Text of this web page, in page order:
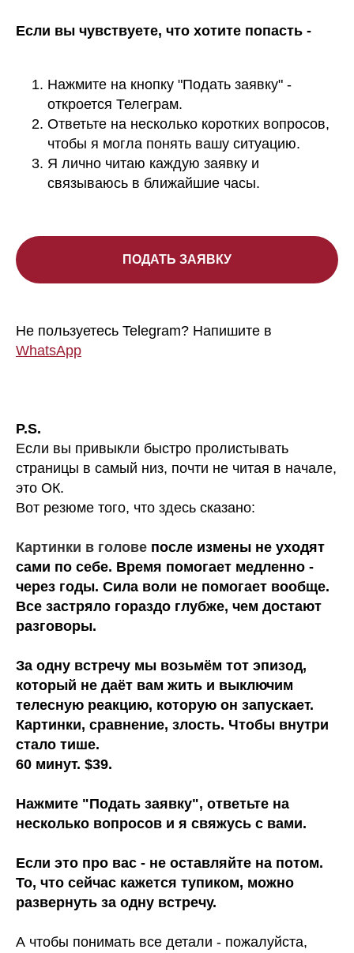
Если вы чувствуете, что хотите попасть -
Нажмите на кнопку "Подать заявку" -
откроется Телеграм.
Ответьте на несколько коротких вопросов,
чтобы я могла понять вашу ситуацию.
Я лично читаю каждую заявку и
связываюсь в ближайшие часы.
ПОДАТЬ ЗАЯВКУ
Не пользуетесь Telegram? Напишите в
WhatsApp
P.S.
Если вы привыкли быстро пролистывать
страницы в самый низ, почти не читая в начале,
это ОК.
Вот резюме того, что здесь сказано:
Картинки в голове после измены не уходят
сами по себе. Время помогает медленно -
через годы. Сила воли не помогает вообще.
Все застряло гораздо глубже, чем достают
разговоры.
За одну встречу мы возьмём тот эпизод,
который не даёт вам жить и выключим
телесную реакцию, которую он запускает.
Картинки, сравнение, злость. Чтобы внутри
стало тише.
60 минут. $39.
Нажмите "Подать заявку", ответьте на
несколько вопросов и я свяжусь с вами.
Если это про вас - не оставляйте на потом.
То, что сейчас кажется тупиком, можно
развернуть за одну встречу.
А чтобы понимать все детали - пожалуйста,